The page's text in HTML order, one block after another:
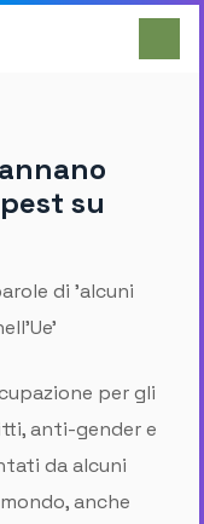
su
di 'alcuni
per gli
anti-gender e
da alcuni
anche